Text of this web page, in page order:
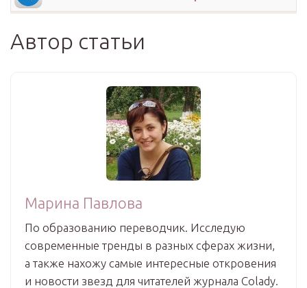
Автор статьи
Марина Павлова
По образованию переводчик. Исследую
современные тренды в разных сферах жизни,
а также нахожу самые интересные откровения
и новости звезд для читателей журнала Colady.